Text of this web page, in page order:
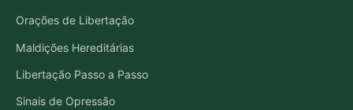
Orações de Libertação
Maldições Hereditárias
Libertação Passo a Passo
Sinais de Opressão